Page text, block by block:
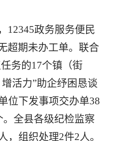
12345政务服务便民
超期未办工单。联合
务的17个镇（街
活力”助企纾困恳谈
位下发事项交办单38
。全县各级纪检监察
，组织处理2件2人。